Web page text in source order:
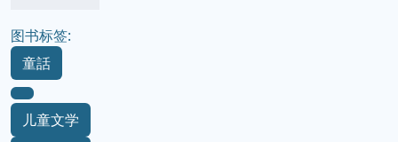
图书标签:
童話
儿童文学